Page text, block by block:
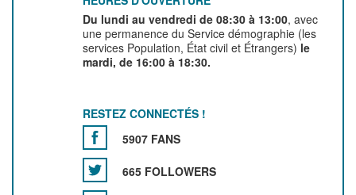
Du lundi au vendredi de 08:30 à 13:00, avec
une permanence du Service démographie (les
services Population, État civil et Étrangers) le
mardi, de 16:00 à 18:30.
RESTEZ CONNECTÉS !
5907 FANS
665 FOLLOWERS